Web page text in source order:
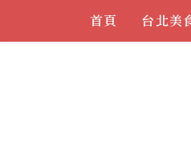
首頁 台北美